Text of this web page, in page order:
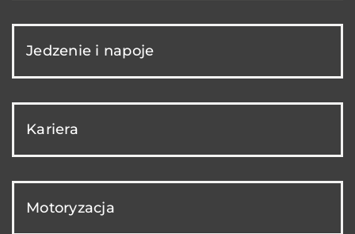
Jedzenie i napoje
Kariera
Motoryzacja